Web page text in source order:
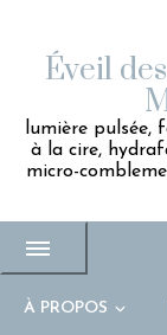
Éveil
lumière pulsée,
à la cire,
micro-
À PROPOS